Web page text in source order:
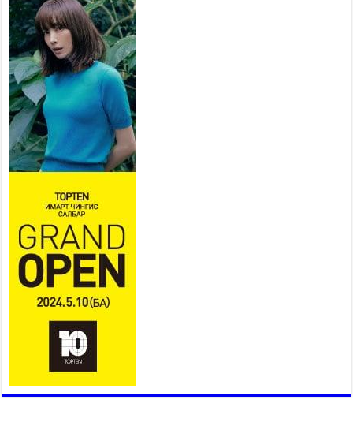
байгууллагууд дараах
хуваарийн дагуу ажиллана
2026 оны 7 сар 15 / 11 цаг 18 минут
Үндэсний их баяр наадам
эхэллээ
2026 оны 7 сар 15 / 11 цаг 14 минут
Үер усны аюулаас сэргийлж, нийслэлийн Онцгой
байдлын газрын 162 алба хаагч үүрэг гүйцэтгэж
байна
2026 оны 7 сар 15 / 11 цаг 07 минут
Үндэсний их сурын харваанд 850 харваач цэц
мэргэнээ сорьж байна
2026 оны 7 сар 15 / 11 цаг 03 минут
Төв цэнгэлдэхийн эргэн тойронд
2026 оны 7 сар 15 / 10 цаг 58 минут
Үндэсний их баяр наадмын шагайн харваа
насанд хүрэгчдийн багийн харваагаар
үргэлжилж байна
2026 оны 7 сар 15 / 10 цаг 52 минут
Үндэсний их баяр наадмын хүчит бөхийн
барилдаан эхэллээ
2026 оны 7 сар 15 / 10 цаг 46 минут